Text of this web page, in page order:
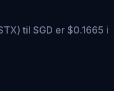
til SGD er $0.1665 i